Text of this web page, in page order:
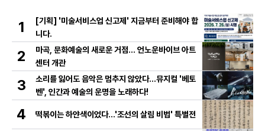
1
[기획] '미술서비스업 신고제' 지금부터 준비해야 합
니다.
2
마곡, 문화예술의 새로운 거점… 언노운바이브 아트
센터 개관
3
소리를 잃어도 음악은 멈추지 않았다…뮤지컬 '베토
벤', 인간과 예술의 운명을 노래하다!
4 떡볶이는 하얀색이었다...'조선의 살림 비법' 특별전